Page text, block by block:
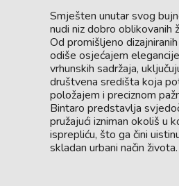
Smješten unutar svog
nudi niz dobro oblikovanih
Od promišljeno
odiše osjećajem
vrhunskih sadržaja,
društvena središta koja
položajem i preciznom
Bintaro predstavlja
pružajući izniman okoliš u
isprepliću, što ga čini
skladan urbani način života.